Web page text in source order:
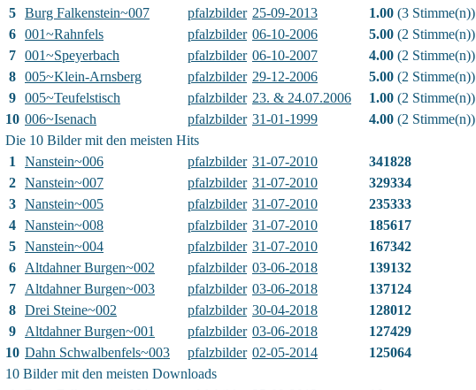
5 Burg Falkenstein~007 pfalzbilder 25-09-2013 1.00 (3 Stimme(n))
6 001~Rahnfels pfalzbilder 06-10-2006 5.00 (2 Stimme(n))
7 001~Speyerbach pfalzbilder 06-10-2007 4.00 (2 Stimme(n))
8 005~Klein-Arnsberg pfalzbilder 29-12-2006 5.00 (2 Stimme(n))
9 005~Teufelstisch pfalzbilder 23. & 24.07.2006 1.00 (2 Stimme(n))
10 006~Isenach pfalzbilder 31-01-1999 4.00 (2 Stimme(n))
Die 10 Bilder mit den meisten Hits
1
Nanstein~006 pfalzbilder 31-07-2010
341828
2 Nanstein~007 pfalzbilder 31-07-2010
329334
3 Nanstein~005 pfalzbilder 31-07-2010
235333
4 Nanstein~008 pfalzbilder 31-07-2010
185617
5 Nanstein~004 pfalzbilder 31-07-2010
167342
6
Altdahner Burgen~002 pfalzbilder 03-06-2018
139132
7
Altdahner Burgen~003 pfalzbilder 03-06-2018
137124
8 Drei Steine~002 pfalzbilder 30-04-2018
128012
9
Altdahner Burgen~001 pfalzbilder 03-06-2018
127429
10 Dahn Schwalbenfels~003 pfalzbilder 02-05-2014
125064
10 Bilder mit den meisten Downloads